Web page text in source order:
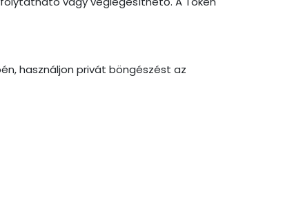
használjon privát böngészést az